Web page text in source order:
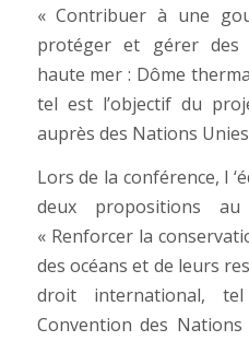
« Contribuer à une
protéger et gérer des
haute mer : Dôme
tel est l’objectif du
auprès des Nations
Lors de la conférence, l
deux propositions
« Renforcer la
des océans et de leurs
droit international,
Convention des